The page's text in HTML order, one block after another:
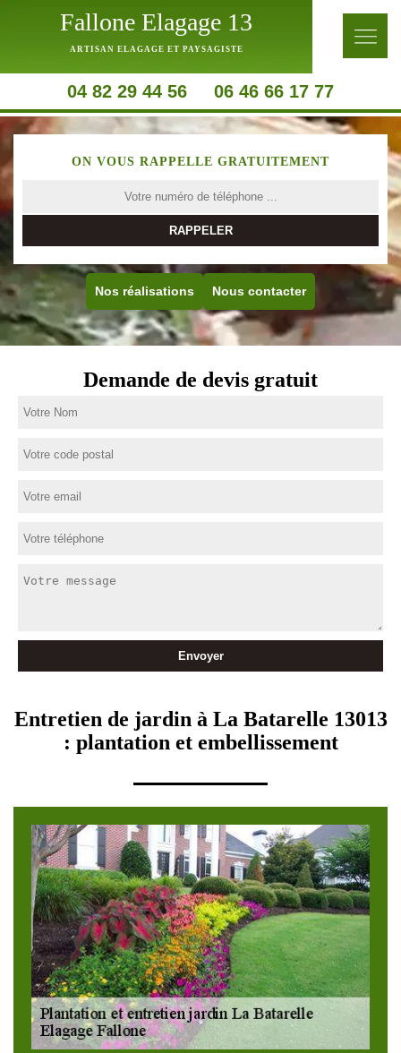
Fallone Elagage 13
ARTISAN ELAGAGE ET PAYSAGISTE
04 82 29 44 56 06 46 66 17 77
ON VOUS RAPPELLE GRATUITEMENT
Nos réalisations Nous contacter
Demande de devis gratuit
Entretien de jardin à La Batarelle 13013
: plantation et embellissement